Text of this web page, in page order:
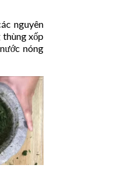
nguyên
thùng xốp
nóng